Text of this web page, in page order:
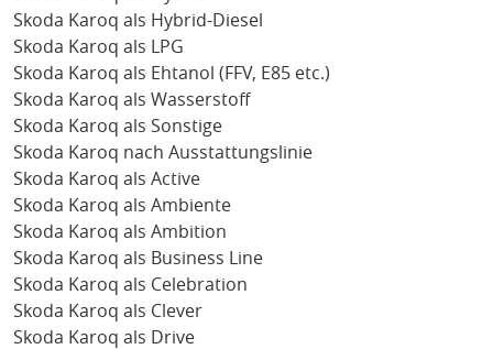
Skoda Karoq als Hybrid-Diesel
Skoda Karoq als LPG
Skoda Karoq als Ehtanol (FFV, E85 etc.)
Skoda Karoq als Wasserstoff
Skoda Karoq als Sonstige
Skoda Karoq nach Ausstattungslinie
Skoda Karoq als Active
Skoda Karoq als Ambiente
Skoda Karoq als Ambition
Skoda Karoq als Business Line
Skoda Karoq als Celebration
Skoda Karoq als Clever
Skoda Karoq als Drive